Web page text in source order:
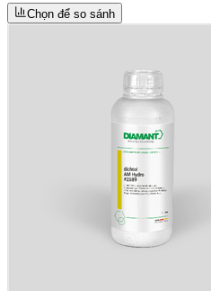
Chọn để so sánh